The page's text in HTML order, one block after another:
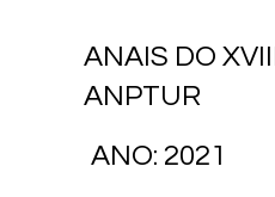
ANAIS DO
ANPTUR
ANO: 2021